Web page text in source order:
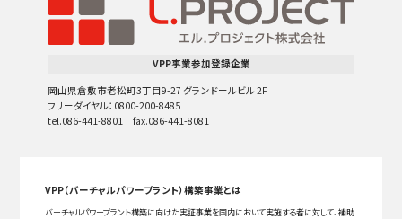
VPP事業参加登録企業
岡山県倉敷市老松町3丁目9-27 グランドールビル 2F
フリーダイヤル：0800-200-8485
tel.086-441-8801 fax.086-441-8081
VPP（バーチャルパワープラント）構築事業とは
バーチャルパワープラント構築に向けた実証事業を国内において実施する者に対して、補助